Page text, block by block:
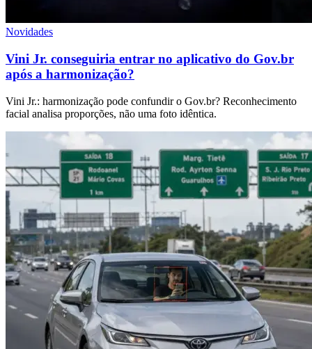
Novidades
Vini Jr. conseguiria entrar no aplicativo do Gov.br
após a harmonização?
Vini Jr.: harmonização pode confundir o Gov.br? Reconhecimento
facial analisa proporções, não uma foto idêntica.